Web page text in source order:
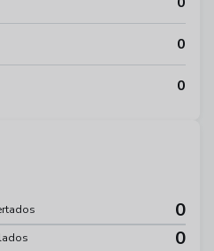
0
0
0
0